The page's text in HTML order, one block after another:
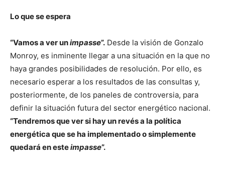
Lo que se espera
“Vamos a ver unimpasse”. Desde la visión de Gonzalo
Monroy, es inminente llegar a una situación en la que no
haya grandes posibilidades de resolución. Por ello, es
necesario esperar a los resultados de las consultas y,
posteriormente, de los paneles de controversia, para
definir la situación futura del sector energético nacional.
“Tendremos que ver si hay un revés a la política
energética que se ha implementado o simplemente
quedará en esteimpasse”.